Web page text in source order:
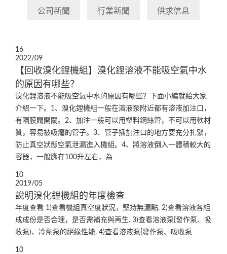
公司新聞 行業新聞 供求信息
16
2022/09
【回收溴化鋰機組】溴化鋰溶液不能吸空氣中水
的原因有哪些？
溴化鋰溶液不能吸空氣中水的原因有哪些？下面小編就給大家
介紹一下。1、溴化鋰機組一般在溶液泵附近都有溶液加注口，
有隔膜閥開關。2、加注一般可以用塑料鋼絲管，不可以用軟材
質，容易被吸癟的管子。3、管子插加注口的地方要充分扎緊，
防止真空狀態空氣泄漏進入機組。4、將溶液倒入一體積較大的
容器，一般應在100升左右，為
10
2019/05
說明溴化鋰機組的年度檢查
年度查看 1)查看機組真空度狀況，堅持無漏點. 2)查看溶液各組
成成份是否合理，是否需補充與再生. 3)查看溶液泵{發作泵、吸
收泵)、冷劑泵的絕緣性能. 4)查看溶液泵[發作泵、吸收泵
10